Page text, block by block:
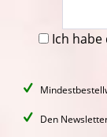
Ich habe
Den